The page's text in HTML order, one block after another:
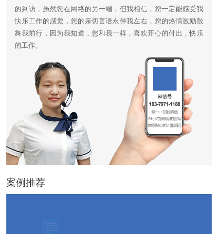
的到访，虽然您在网络的另一端，但我相信，您一定能感受我
快乐工作的感觉，您的亲切言语永伴我左右，您的热情激励鼓
舞我前行，因为我知道，您和我一样，喜欢开心的付出，快乐
的工作。
案例推荐